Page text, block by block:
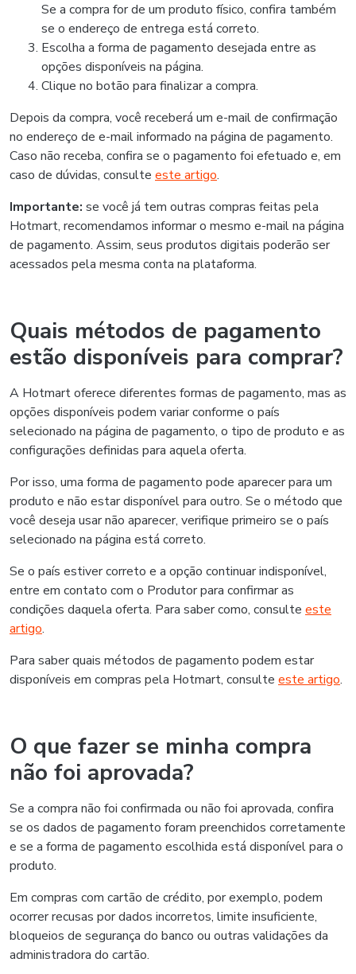
Se a compra for de um produto físico, confira também
se o endereço de entrega está correto.
Escolha a forma de pagamento desejada entre as
opções disponíveis na página.
Clique no botão para finalizar a compra.
Depois da compra, você receberá um e-mail de confirmação
no endereço de e-mail informado na página de pagamento.
Caso não receba, confira se o pagamento foi efetuado e, em
caso de dúvidas, consulte este artigo.
Importante: se você já tem outras compras feitas pela
Hotmart, recomendamos informar o mesmo e-mail na página
de pagamento. Assim, seus produtos digitais poderão ser
acessados pela mesma conta na plataforma.
Quais métodos de pagamento
estão disponíveis para comprar?
A Hotmart oferece diferentes formas de pagamento, mas as
opções disponíveis podem variar conforme o país
selecionado na página de pagamento, o tipo de produto e as
configurações definidas para aquela oferta.
Por isso, uma forma de pagamento pode aparecer para um
produto e não estar disponível para outro. Se o método que
você deseja usar não aparecer, verifique primeiro se o país
selecionado na página está correto.
Se o país estiver correto e a opção continuar indisponível,
entre em contato com o Produtor para confirmar as
condições daquela oferta. Para saber como, consulte este
artigo.
Para saber quais métodos de pagamento podem estar
disponíveis em compras pela Hotmart, consulte este artigo.
O que fazer se minha compra
não foi aprovada?
Se a compra não foi confirmada ou não foi aprovada, confira
se os dados de pagamento foram preenchidos corretamente
e se a forma de pagamento escolhida está disponível para o
produto.
Em compras com cartão de crédito, por exemplo, podem
ocorrer recusas por dados incorretos, limite insuficiente,
bloqueios de segurança do banco ou outras validações da
administradora do cartão.